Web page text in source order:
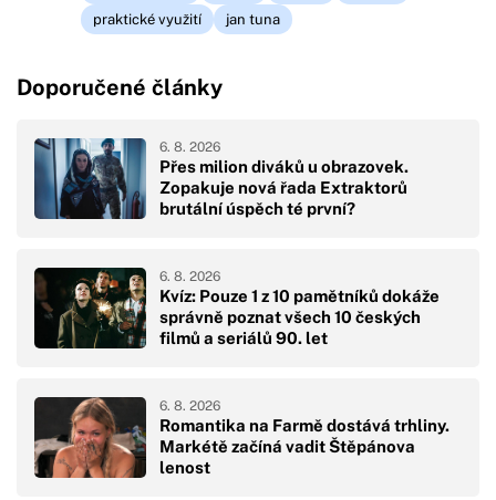
praktické využití
jan tuna
Doporučené články
Přes milion diváků u obrazovek.
Zopakuje nová řada Extraktorů
brutální úspěch té první?
6. 8. 2026
Kvíz: Pouze 1 z 10 pamětníků dokáže
správně poznat všech 10 českých
filmů a seriálů 90. let
6. 8. 2026
Romantika na Farmě dostává trhliny.
Markétě začíná vadit Štěpánova
lenost
6. 8. 2026